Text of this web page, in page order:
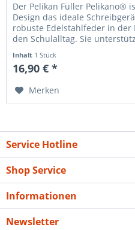
Der Pelikan Füller Pelikano®
Design das ideale
robuste Edelstahlfeder in
den Schulalltag. Sie
Inhalt 1 Stück
16,90 € *
Merken
Service Hotline
Shop Service
Informationen
Newsletter